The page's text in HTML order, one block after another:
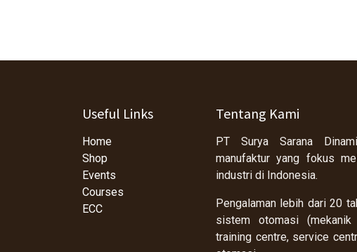
Useful Links
Home
Shop
Events
Courses
ECC
Tentang Kami
PT Surya Sarana
manufaktur yang fokus
industri di Indonesia.
Pengalaman lebih dari 20
sistem otomasi
training centre, service